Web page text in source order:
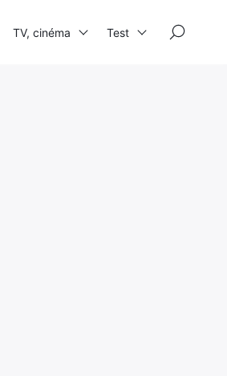
TV, cinéma Test